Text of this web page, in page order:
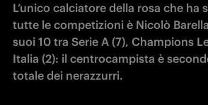
L’unico calciatore della rosa che ha
tutte le competizioni è Nicolò
suoi 10 tra Serie A (7), Champions
Italia (2): il centrocampista è
totale dei nerazzurri.